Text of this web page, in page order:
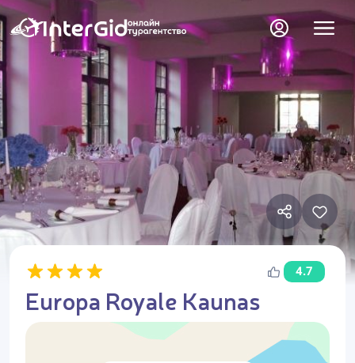
4.7
Europa Royale Kaunas